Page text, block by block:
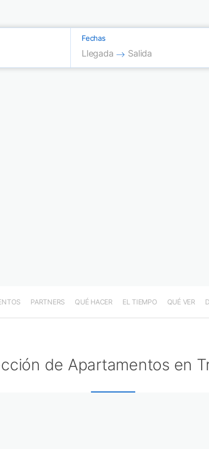
Fechas
Press the down arrow key to
Llegada
Press the down
Salida
PARTNERS QUÉ HACER EL TIEMPO QUÉ VER
de Apartamentos en